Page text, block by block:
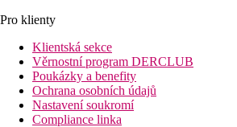
Pro klienty
Klientská sekce
Věrnostní program DERCLUB
Poukázky a benefity
Ochrana osobních údajů
Nastavení soukromí
Compliance linka